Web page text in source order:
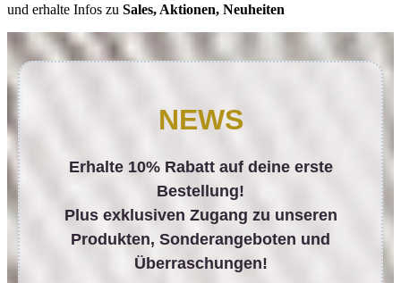
und erhalte Infos zu Sales, Aktionen, Neuheiten
NEWS
Erhalte 10% Rabatt auf deine erste
Bestellung!
Plus exklusiven Zugang zu unseren
Produkten, Sonderangeboten und
Überraschungen!